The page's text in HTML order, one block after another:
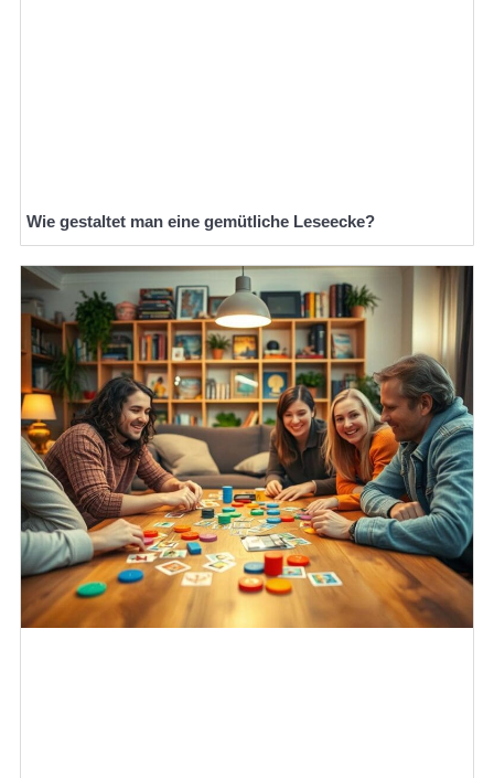
Wie gestaltet man eine gemütliche Leseecke?